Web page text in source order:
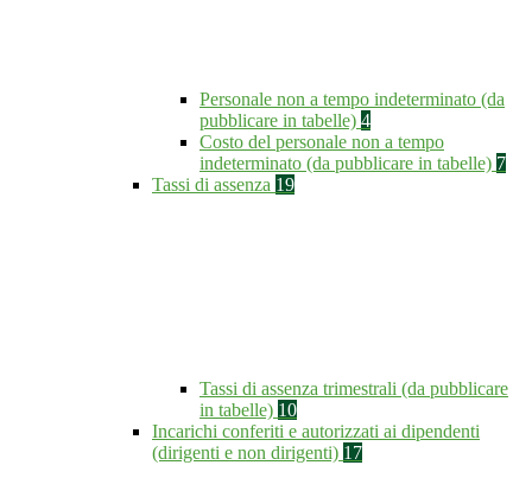
Personale non a tempo indeterminato (da
pubblicare in tabelle) 4
Costo del personale non a tempo
indeterminato (da pubblicare in tabelle) 7
Tassi di assenza 19
Tassi di assenza trimestrali (da pubblicare
in tabelle) 10
Incarichi conferiti e autorizzati ai dipendenti
(dirigenti e non dirigenti) 17